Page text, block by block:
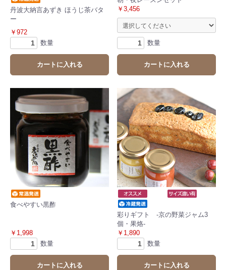
丹波大納言あずき ほうじ茶バタ
ー
￥972
数量
カートに入れる
￥3,456
数量
カートに入れる
食べやすい黒酢
￥1,998
数量
カートに入れる
彩りギフト ‐京の野菜ジャム3
個・果烙‐
￥1,890
数量
カートに入れる